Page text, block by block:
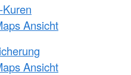
Ansicht
Ansicht